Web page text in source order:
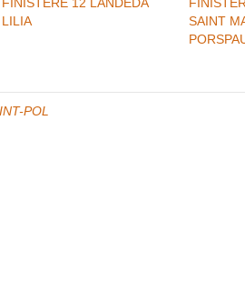
LILIA
SAINT
POL